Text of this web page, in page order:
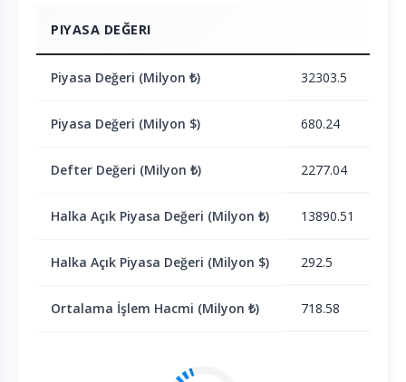
PIYASA DEĞERI
Piyasa Değeri (Milyon ₺) 32303.5
Piyasa Değeri (Milyon $) 680.24
Defter Değeri (Milyon ₺) 2277.04
Halka Açık Piyasa Değeri (Milyon ₺) 13890.51
Halka Açık Piyasa Değeri (Milyon $) 292.5
Ortalama İşlem Hacmi (Milyon ₺) 718.58